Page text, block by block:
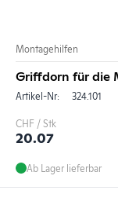
Montagehilfen
Griffdorn für die
Artikel-Nr: 324.101
CHF / Stk
20.07
Ab Lager lieferbar